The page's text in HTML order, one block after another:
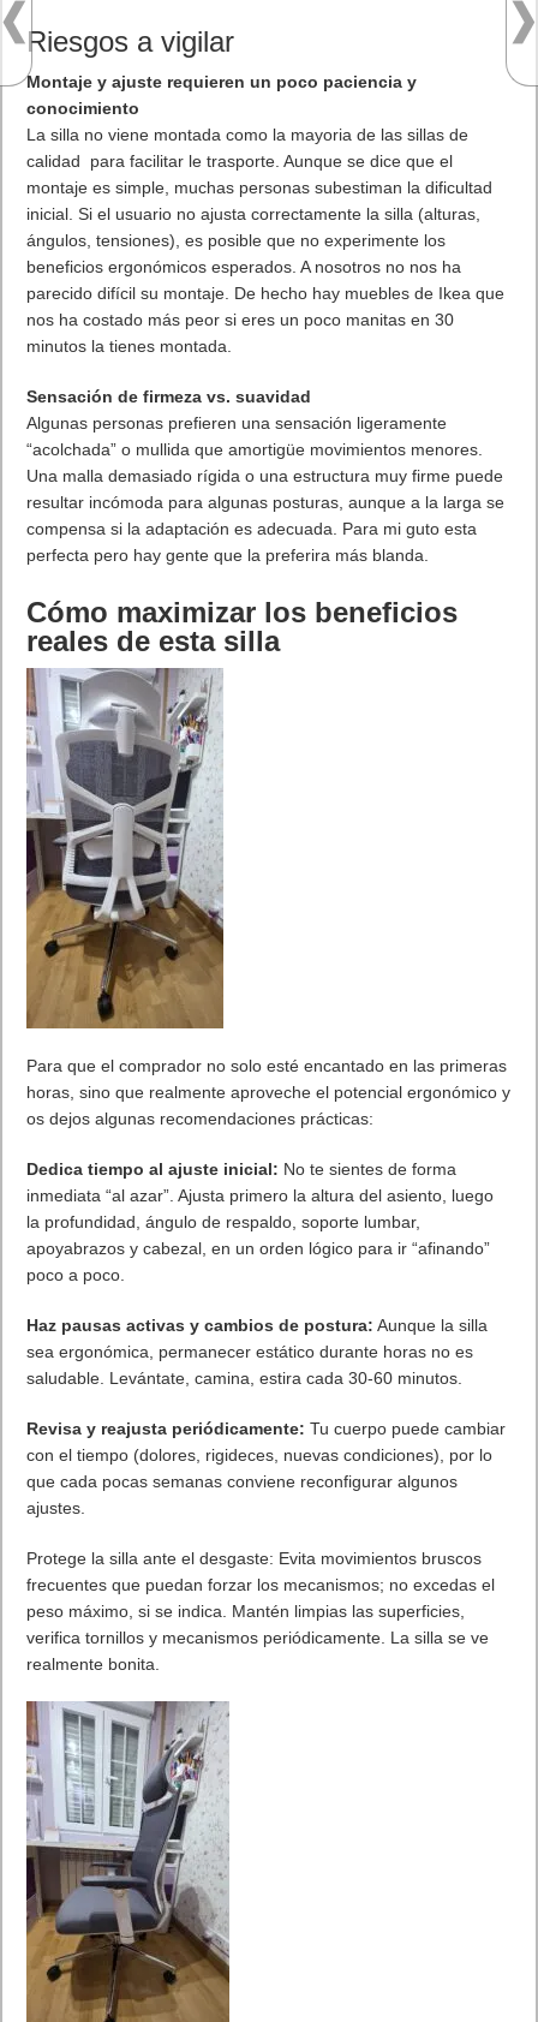
Riesgos a vigilar
Montaje y ajuste requieren un poco paciencia y
conocimiento
La silla no viene montada como la mayoria de las sillas de
calidad para facilitar le trasporte. Aunque se dice que el
montaje es simple, muchas personas subestiman la dificultad
inicial. Si el usuario no ajusta correctamente la silla (alturas,
ángulos, tensiones), es posible que no experimente los
beneficios ergonómicos esperados. A nosotros no nos ha
parecido difícil su montaje. De hecho hay muebles de Ikea que
nos ha costado más peor si eres un poco manitas en 30
minutos la tienes montada.
Sensación de firmeza vs. suavidad
Algunas personas prefieren una sensación ligeramente
“acolchada” o mullida que amortigüe movimientos menores.
Una malla demasiado rígida o una estructura muy firme puede
resultar incómoda para algunas posturas, aunque a la larga se
compensa si la adaptación es adecuada. Para mi guto esta
perfecta pero hay gente que la preferira más blanda.
Cómo maximizar los beneficios
reales de esta silla
Para que el comprador no solo esté encantado en las primeras
horas, sino que realmente aproveche el potencial ergonómico y
os dejos algunas recomendaciones prácticas:
Dedica tiempo al ajuste inicial: No te sientes de forma
inmediata “al azar”. Ajusta primero la altura del asiento, luego
la profundidad, ángulo de respaldo, soporte lumbar,
apoyabrazos y cabezal, en un orden lógico para ir “afinando”
poco a poco.
Haz pausas activas y cambios de postura: Aunque la silla
sea ergonómica, permanecer estático durante horas no es
saludable. Levántate, camina, estira cada 30-60 minutos.
Revisa y reajusta periódicamente: Tu cuerpo puede cambiar
con el tiempo (dolores, rigideces, nuevas condiciones), por lo
que cada pocas semanas conviene reconfigurar algunos
ajustes.
Protege la silla ante el desgaste: Evita movimientos bruscos
frecuentes que puedan forzar los mecanismos; no excedas el
peso máximo, si se indica. Mantén limpias las superficies,
verifica tornillos y mecanismos periódicamente. La silla se ve
realmente bonita.